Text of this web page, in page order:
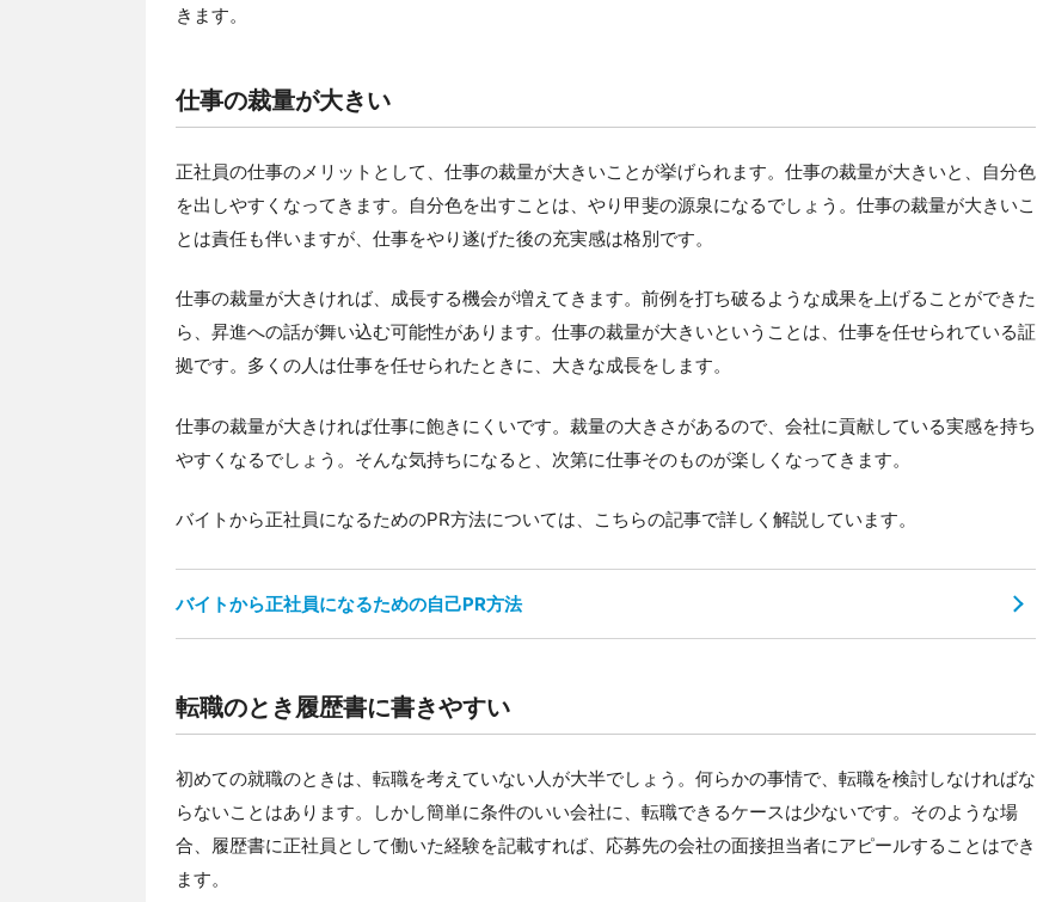
きます。
仕事の裁量が大きい
正社員の仕事のメリットとして、仕事の裁量が大きいことが挙げられます。仕事の裁量が大きいと、自分色
を出しやすくなってきます。自分色を出すことは、やり甲斐の源泉になるでしょう。仕事の裁量が大きいこ
とは責任も伴いますが、仕事をやり遂げた後の充実感は格別です。
仕事の裁量が大きければ、成長する機会が増えてきます。前例を打ち破るような成果を上げることができた
ら、昇進への話が舞い込む可能性があります。仕事の裁量が大きいということは、仕事を任せられている証
拠です。多くの人は仕事を任せられたときに、大きな成長をします。
仕事の裁量が大きければ仕事に飽きにくいです。裁量の大きさがあるので、会社に貢献している実感を持ち
やすくなるでしょう。そんな気持ちになると、次第に仕事そのものが楽しくなってきます。
バイトから正社員になるためのPR方法については、こちらの記事で詳しく解説しています。
バイトから正社員になるための自己PR方法
転職のとき履歴書に書きやすい
初めての就職のときは、転職を考えていない人が大半でしょう。何らかの事情で、転職を検討しなければな
らないことはあります。しかし簡単に条件のいい会社に、転職できるケースは少ないです。そのような場
合、履歴書に正社員として働いた経験を記載すれば、応募先の会社の面接担当者にアピールすることはでき
ます。